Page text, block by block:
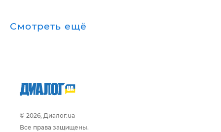
Смотреть ещё
© 2026, Диалог.ua
Все права защищены.